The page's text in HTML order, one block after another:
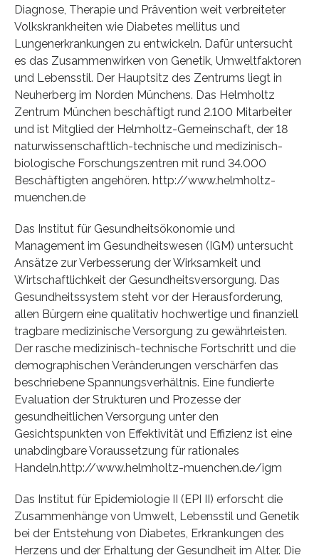
Diagnose, Therapie und Prävention weit verbreiteter
Volkskrankheiten wie Diabetes mellitus und
Lungenerkrankungen zu entwickeln. Dafür untersucht
es das Zusammenwirken von Genetik, Umweltfaktoren
und Lebensstil. Der Hauptsitz des Zentrums liegt in
Neuherberg im Norden Münchens. Das Helmholtz
Zentrum München beschäftigt rund 2.100 Mitarbeiter
und ist Mitglied der Helmholtz-Gemeinschaft, der 18
naturwissenschaftlich-technische und medizinisch-
biologische Forschungszentren mit rund 34.000
Beschäftigten angehören. http://www.helmholtz-
muenchen.de
Das Institut für Gesundheitsökonomie und
Management im Gesundheitswesen (IGM) untersucht
Ansätze zur Verbesserung der Wirksamkeit und
Wirtschaftlichkeit der Gesundheitsversorgung. Das
Gesundheitssystem steht vor der Herausforderung,
allen Bürgern eine qualitativ hochwertige und finanziell
tragbare medizinische Versorgung zu gewährleisten.
Der rasche medizinisch-technische Fortschritt und die
demographischen Veränderungen verschärfen das
beschriebene Spannungsverhältnis. Eine fundierte
Evaluation der Strukturen und Prozesse der
gesundheitlichen Versorgung unter den
Gesichtspunkten von Effektivität und Effizienz ist eine
unabdingbare Voraussetzung für rationales
Handeln.http://www.helmholtz-muenchen.de/igm
Das Institut für Epidemiologie II (EPI II) erforscht die
Zusammenhänge von Umwelt, Lebensstil und Genetik
bei der Entstehung von Diabetes, Erkrankungen des
Herzens und der Erhaltung der Gesundheit im Alter. Die